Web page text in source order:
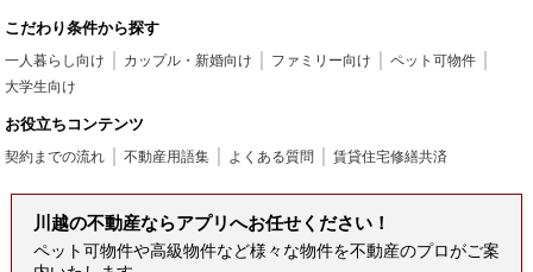
こだわり条件から探す
一人暮らし向け カップル・新婚向け ファミリー向け
ペット可物件
大学生向け
お役立ちコンテンツ
契約までの流れ 不動産用語集 よくある質問 賃貸住宅修繕共済
川越の不動産ならアプリへお任せください！
ペット可物件や高級物件など様々な物件を不動産のプロがご案